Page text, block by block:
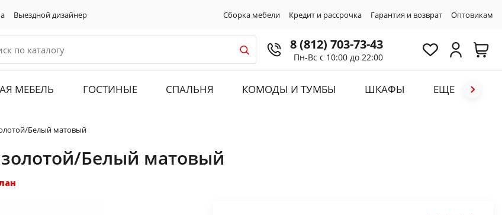
Выездной дизайнер Сборка мебели Кредит и рассрочка Гарантия и возврат Оптовикам
8 (812) 703-73-43
Пн-Вс с 10:00 до 22:00
МЕБЕЛЬ ГОСТИНЫЕ СПАЛЬНЯ КОМОДЫ И ТУМБЫ ШКАФЫ ЕЩЕ
Белый матовый
Белый матовый